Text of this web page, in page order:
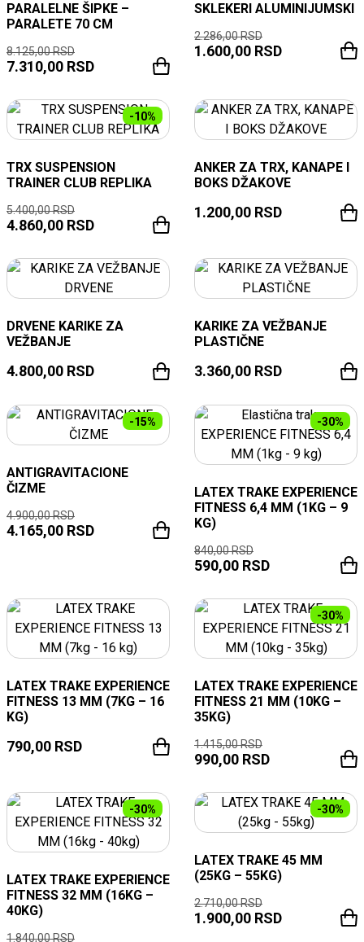
PARALELNE ŠIPKE –
PARALETE 70 CM
8.125,00RSD
7.310,00 RSD
SKLEKERI ALUMINIJUMSKI
2.286,00RSD
1.600,00 RSD
-10%
TRX SUSPENSION
TRAINER CLUB REPLIKA
5.400,00RSD
4.860,00 RSD
ANKER ZA TRX, KANAPE I
BOKS DŽAKOVE
1.200,00 RSD
DRVENE KARIKE ZA
VEŽBANJE
4.800,00 RSD
KARIKE ZA VEŽBANJE
PLASTIČNE
3.360,00 RSD
-15%
ANTIGRAVITACIONE
ČIZME
4.900,00RSD
4.165,00 RSD
-30%
LATEX TRAKE EXPERIENCE
FITNESS 6,4 MM (1KG – 9
KG)
840,00RSD
590,00 RSD
LATEX TRAKE EXPERIENCE
FITNESS 13 MM (7KG – 16
KG)
790,00 RSD
-30%
LATEX TRAKE EXPERIENCE
FITNESS 21 MM (10KG –
35KG)
1.415,00RSD
990,00 RSD
-30%
LATEX TRAKE EXPERIENCE
FITNESS 32 MM (16KG –
40KG)
1.840,00RSD
-30%
LATEX TRAKE 45 MM
(25KG – 55KG)
2.710,00RSD
1.900,00 RSD